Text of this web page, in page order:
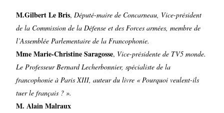
M.Gilbert Le Bris, Député-maire de Concarneau, Vice-président
de la Commission de la Défense et des Forces armées, membre de
l’Assemblée Parlementaire de la Francophonie.
Mme Marie-Christine Saragosse, Vice-présidente de TV5 monde.
Le Professeur Bernard Lecherbonnier, spécialiste de la
francophonie à Paris XIII, auteur du livre « Pourquoi veulent-ils
tuer le français ? ».
M. Alain Malraux